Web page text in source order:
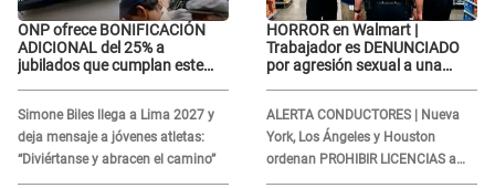
ONP ofrece BONIFICACIÓN
ADICIONAL del 25% a
jubilados que cumplan este
Simone Biles llega a Lima 2027 y
deja mensaje a jóvenes atletas:
“Diviértanse y abracen el camino”
HORROR en Walmart |
Trabajador es DENUNCIADO
por agresión sexual a una
ALERTA CONDUCTORES | Nueva
York, Los Ángeles y Houston
ordenan PROHIBIR LICENCIAS a
quienes no presenten ESTE